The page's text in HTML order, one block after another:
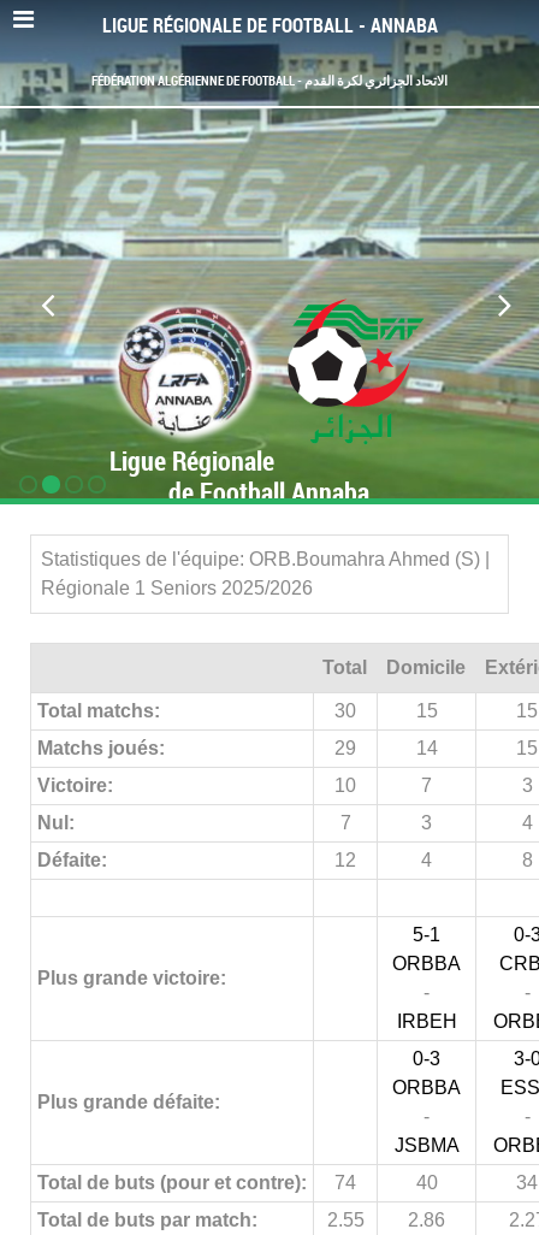
LIGUE RÉGIONALE DE FOOTBALL - ANNABA
FÉDÉRATION ALGÉRIENNE DE FOOTBALL - الاتحاد الجزائري لكرة القدم
Ligue Régionale
de Football Annaba
Statistiques de l'équipe: ORB.Boumahra Ahmed (S) |
Régionale 1 Seniors 2025/2026
Total Domicile
Total matchs: 30 15
15
Matchs joués:
29 14
15
Victoire:
10 7
3
Nul:
7 3
4
Défaite:
12 4 8
Plus grande victoire:
5-1
ORBBA
-
IRBEH
0-
-
Plus grande défaite:
0-3
ORBBA
-
JSBMA
3-
-
Total de buts (pour et contre):
74 40
34
Total de buts par match:
2.55 2.86